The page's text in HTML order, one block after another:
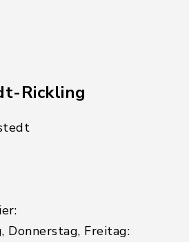
Rickling
Donnerstag, Freitag: